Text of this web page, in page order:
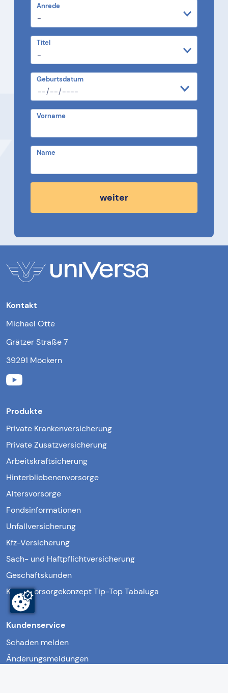
Anrede
Titel
Geburtsdatum
Vorname
Name
weiter
Kontakt
Michael Otte
Grätzer Straße 7
39291 Möckern
Produkte
Private Krankenversicherung
Private Zusatzversicherung
Arbeitskraftsicherung
Hinterbliebenenvorsorge
Altersvorsorge
Fondsinformationen
Unfallversicherung
Kfz-Versicherung
Sach- und Haftpflichtversicherung
Geschäftskunden
Kindervorsorgekonzept Tip-Top Tabaluga
Kundenservice
Schaden melden
Änderungsmeldungen